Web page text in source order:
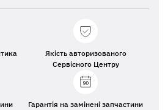
Якість авторизованого
Сервісного Центру
Гарантія на замінені запчастини